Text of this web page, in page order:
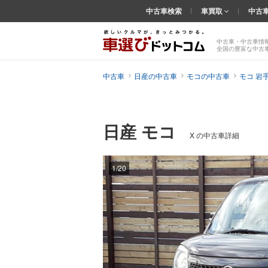
中古車・中古車情
全国の豊富な中古
中古車検索 車買取 中古
中古車 日産の中古車 モコの中古車 モコ 岩
日産 モコ X の中古車詳細
1/20
前の
画像